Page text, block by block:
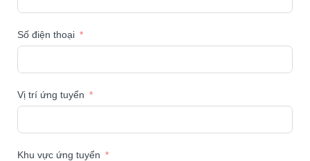
Số điện thoại
Vị trí ứng tuyển
Khu vực ứng tuyển